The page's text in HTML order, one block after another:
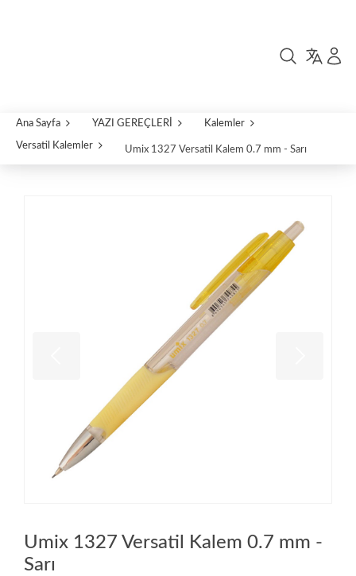
Ana Sayfa YAZI GEREÇLERİ Kalemler
Versatil Kalemler Umix 1327 Versatil Kalem 0.7 mm - Sarı
Umix 1327 Versatil Kalem 0.7 mm -
Sarı